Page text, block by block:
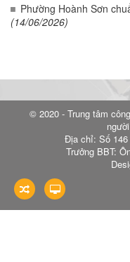
Phường Hoành Sơn
(14/06/2026)
© 2020 - Trung tâm
Địa chỉ: Số 146
Trưởng BBT: